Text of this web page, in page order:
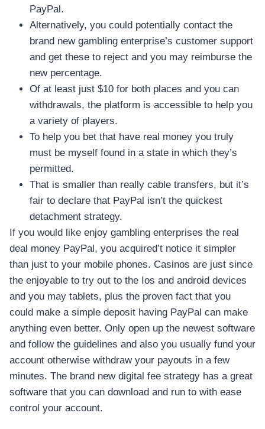
PayPal.
Alternatively, you could potentially contact the
brand new gambling enterprise’s customer support
and get these to reject and you may reimburse the
new percentage.
Of at least just $10 for both places and you can
withdrawals, the platform is accessible to help you
a variety of players.
To help you bet that have real money you truly
must be myself found in a state in which they’s
permitted.
That is smaller than really cable transfers, but it’s
fair to declare that PayPal isn’t the quickest
detachment strategy.
If you would like enjoy gambling enterprises the real
deal money PayPal, you acquired’t notice it simpler
than just to your mobile phones. Casinos are just since
the enjoyable to try out to the Ios and android devices
and you may tablets, plus the proven fact that you
could make a simple deposit having PayPal can make
anything even better. Only open up the newest software
and follow the guidelines and also you usually fund your
account otherwise withdraw your payouts in a few
minutes. The brand new digital fee strategy has a great
software that you can download and run to with ease
control your account.